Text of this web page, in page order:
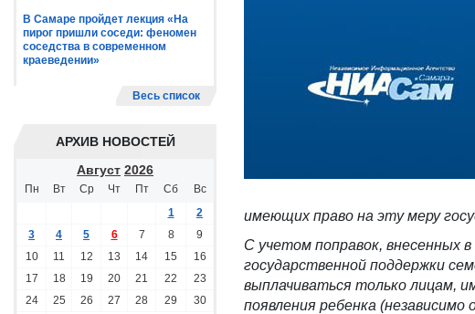
В Самаре пройдет лекция «На
пирог пришли соседи: феномен
соседства в современном
краеведении»
Весь список
АРХИВ НОВОСТЕЙ
Август 2026
Пн Вт Ср Чт Пт Сб
Вс
1
2
3
4 5 6 7 8
9
10
11 12 13 14 15
16
17
18 19 20 21 22
23
24
25 26 27 28 29
30
имеющих право на эту меру
С учетом поправок, внесенных в
государственной поддержки
выплачиваться только лицам,
появления ребенка